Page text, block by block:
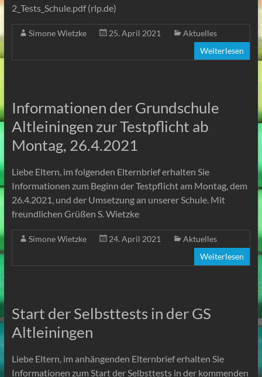
2_Tests_Schule.pdf (rlp.de)
Simone Wietzke 25. April 2021
Aktuelles
Weiterlesen
Informationen der Grundschule
Altleiningen zur Testpflicht ab
Montag, 26.4.2021
Liebe Eltern, im folgenden Elternbrief erhalten Sie
Informationen zum Beginn der Testpflicht am Montag, dem
26.4.2021, und der Umsetzung an unserer Schule. Mit
freundlichen Grüßen S. Wietzke
Simone Wietzke 24. April 2021
Aktuelles
Weiterlesen
Start der Selbsttests in der GS
Altleiningen
Liebe Eltern, im anhängenden Elternbrief erhalten Sie
Informationen zum Start der Selbsttests in der kommenden